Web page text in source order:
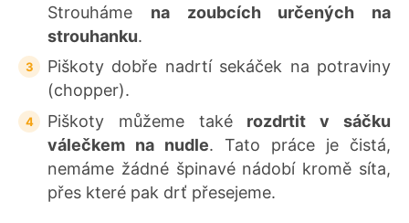
Strouháme na zoubcích určených na
strouhanku.
Piškoty dobře nadrtí sekáček na potraviny
(chopper).
Piškoty můžeme také rozdrtit v sáčku
válečkem na nudle. Tato práce je čistá,
nemáme žádné špinavé nádobí kromě síta,
přes které pak drť přesejeme.